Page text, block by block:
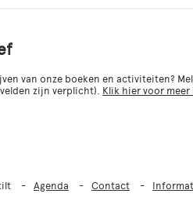
van onze boeken en activiteiten?
zijn verplicht). Klik hier voor
Agenda Contact